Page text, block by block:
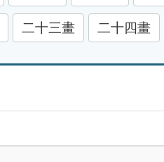
二十三畫 二十四畫